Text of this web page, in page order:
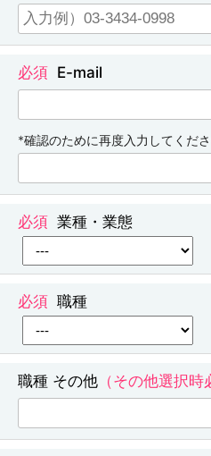
E-mail
*確認のために再度入力してくだ
業種・業態
職種
職種 その他